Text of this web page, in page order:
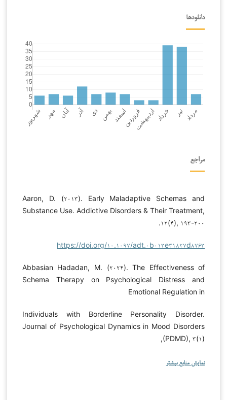
دانلودها
مراجع
Aaron, D. (۲۰۱۳). Early Maladaptive Schemas and
Substance Use. Addictive Disorders & Their Treatment,
۱۲(۴), ۱۹۳-۲۰۰.
https://doi.org/۱۰.۱۰۹۷/adt.۰b۰۱۳e۳۱۸۲۷d۸۷۶۳
Abbasian Hadadan, M. (۲۰۲۴). The Effectiveness of
Schema Therapy on Psychological Distress and
Emotional Regulation in
Individuals with Borderline Personality Disorder.
Journal of Psychological Dynamics in Mood Disorders
(PDMD), ۳(۱),
نمایش منابع بیشتر